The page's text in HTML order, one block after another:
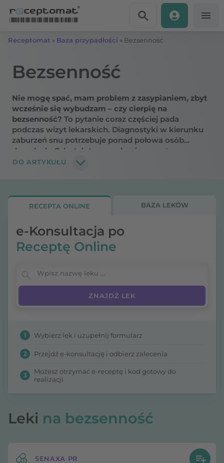
Receptomat » Baza przypadłości » Bezsenność
Bezsenność
Nie mogę spać, mam problem z zasypianiem, zbyt
wcześnie się wybudzam – czy cierpię na
bezsenność? To pytanie coraz częściej pada
podczas wizyt lekarskich. Diagnostyki w kierunku
zaburzeń snu potrzebuje ponad połowa osób
dorosłych. Odsetek ten regularnie wzrasta, co
wynika m.in. z szybkiego tempa życia, przewlekłego
bezsenności przewlekłej? Jak rozpoznać insomnię,
długofalowych skutków? Odpowiadamy.
DO ARTYKUŁU
RECEPTA ONLINE BAZA LEKÓW
e-Konsultacja po
Receptę Online
Wpisz nazwę leku
1 Wybierz lek i uzupełnij formularz
2 Przejdź e-konsultację i odbierz zalecenia
3
Możesz otrzymać e-receptę i kod gotowy do
realizacji
Leki na bezsenność
SENAXA PR